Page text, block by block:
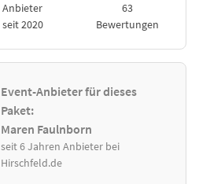
Anbieter
seit 2020
63
Bewertungen
Event-Anbieter für dieses
Paket:
Maren Faulnborn
seit 6 Jahren Anbieter bei
Hirschfeld.de